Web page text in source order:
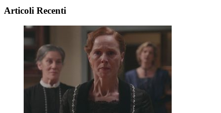
Articoli Recenti